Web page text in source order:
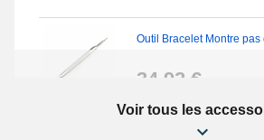
Outil Bracelet Montre pas
34,92 €
Kit Réparation Montre
Voir tous les